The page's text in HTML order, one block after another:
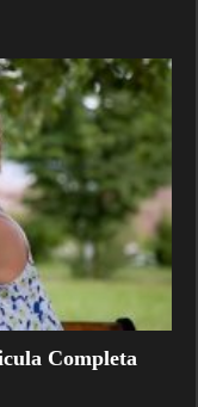
Completa